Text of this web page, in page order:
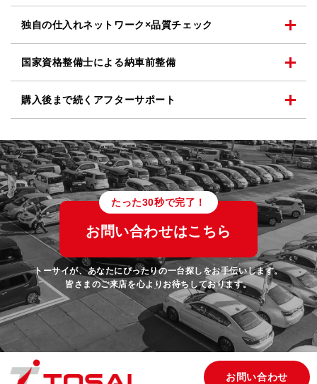
独自の仕入れネットワーク×品質チェック
国家資格整備士による納車前整備
購入後まで続く アフターサポート
たった30秒で完了！
お問い合わせはこちら
トーサイが、あなたにぴったりの一台探しをお手伝いします。
皆さまのご来店を心よりお待ちしております。
お問い合わせ